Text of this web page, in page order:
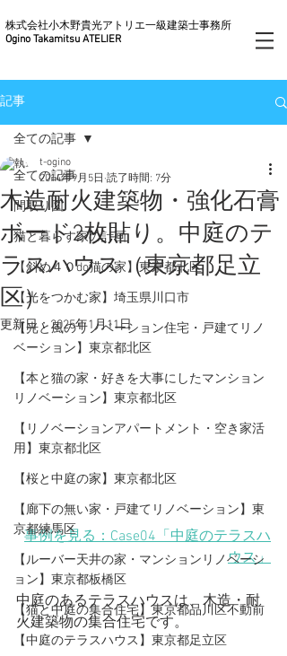
株式会社小木野貴光アトリエ一級建築士事務所
Ogino Takamitsu ATELIER
記事
全ての記事
間取り図
猫と暮らす家の計画
【斜め４０do猫の家】東京都北区
【光をつかむ家】埼玉県川口市
【光と風のリノベーション住宅・戸建てリノ
ベーション】東京都北区
【本と猫の家・好きを大事にしたマンション
リノベーション】東京都北区
【リノベーションアパートメント・空き家活
用】東京都北区
【桜と中庭の家】東京都北区
【廊下の無い家・戸建てリノベーション】東
京都練馬区
【ルーバー天井の家・マンションリノベーシ
ョン】東京都板橋区
【猫と中庭の集合住宅】東京都品川区不動前
【中庭のテラスハウス】東京都足立区
全ての記事
木造耐火建築物・強化石膏
ボード2枚貼り。中庭のテ
ラスハウス（東京都足立
区）
t-ogino
2014年9月5日 読了時間: 7分
更新日：2025年1月11日
事例を見る：Case04「中庭のテラスハ
ウス」
中庭のあるテラスハウスは、木造・耐
火建築物の集合住宅です。